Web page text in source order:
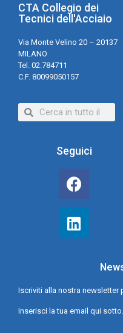
CTA Collegio dei
Tecnici dell'Acciaio
Via Monte Velino 20 – 20137
MILANO
Tel. 02.784711
C.F. 80099050157
Seguici
Iscriviti alla nostra newsletter
Inserisci la tua email qui sotto.